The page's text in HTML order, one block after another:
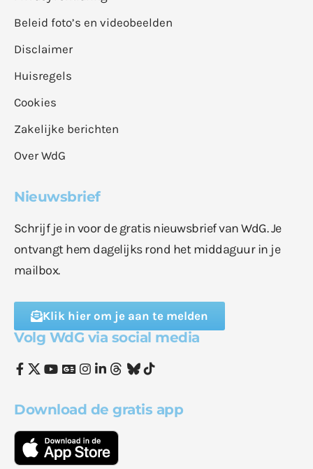
Beleid foto’s en videobeelden
Disclaimer
Huisregels
Cookies
Zakelijke berichten
Over WdG
Nieuwsbrief
Schrijf je in voor de gratis nieuwsbrief van WdG. Je
ontvangt hem dagelijks rond het middaguur in je
mailbox.
Klik hier om je aan te melden
Volg WdG via social media
Download de gratis app